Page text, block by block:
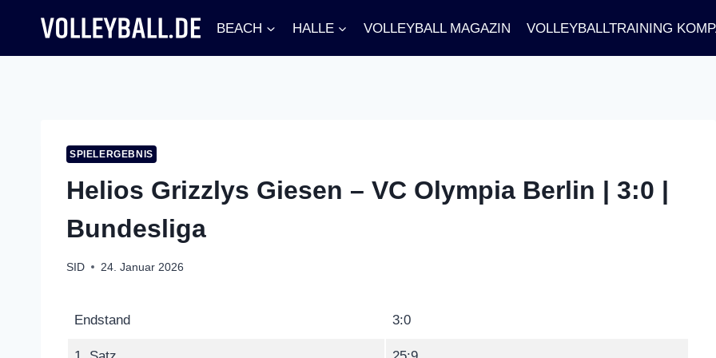
springen
BEACH HALLE VOLLEYBALL MAGAZIN VOLLEYBALLTRAINING
SPIELERGEBNIS
Helios Grizzlys Giesen – VC Olympia Berlin | 3:0 |
Bundesliga
SID 24. Januar 2026
Endstand 3:0